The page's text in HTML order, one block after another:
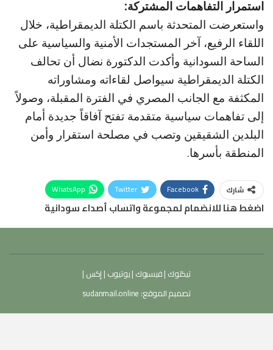
استمرار التفاهمات المشتركة:
واستعرضت المتحدثة باسم الكتلة الديمقراطية، خلال
اللقاء الرفيع، آخر المستجدات الأمنية والسياسية على
الساحة السودانية وأكدت الدكتورة نضال أن تحالف
الكتلة الديمقراطية سيواصل لقاءاته ومشاوراته
المكثفة مع الجانب المصري في الفترة المقبلة، وصولاً
إلى تفاهمات سياسية متقدمة تفتح آفاقاً جديدة أمام
البلدين الشقيقين وتصب في مصلحة استقرار وأمن
المنطقة بأسرها.
شارك Facebook
Twitter
WhatsApp
اضغط هنا للانضمام لمجموعة واتساب أصداء سودانية
تيكتوك |فيسبوك |يوتيوب | إكس |
تصميم الموقع: sudanmail.online